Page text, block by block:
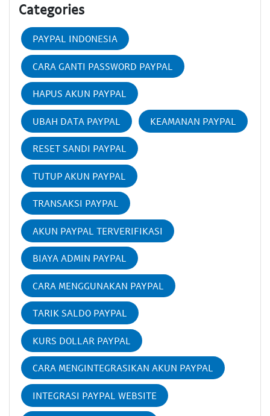
Categories
PAYPAL INDONESIA
CARA GANTI PASSWORD PAYPAL
HAPUS AKUN PAYPAL
UBAH DATA PAYPAL KEAMANAN PAYPAL
RESET SANDI PAYPAL
TUTUP AKUN PAYPAL
TRANSAKSI PAYPAL
AKUN PAYPAL TERVERIFIKASI
BIAYA ADMIN PAYPAL
CARA MENGGUNAKAN PAYPAL
TARIK SALDO PAYPAL
KURS DOLLAR PAYPAL
CARA MENGINTEGRASIKAN AKUN PAYPAL
INTEGRASI PAYPAL WEBSITE